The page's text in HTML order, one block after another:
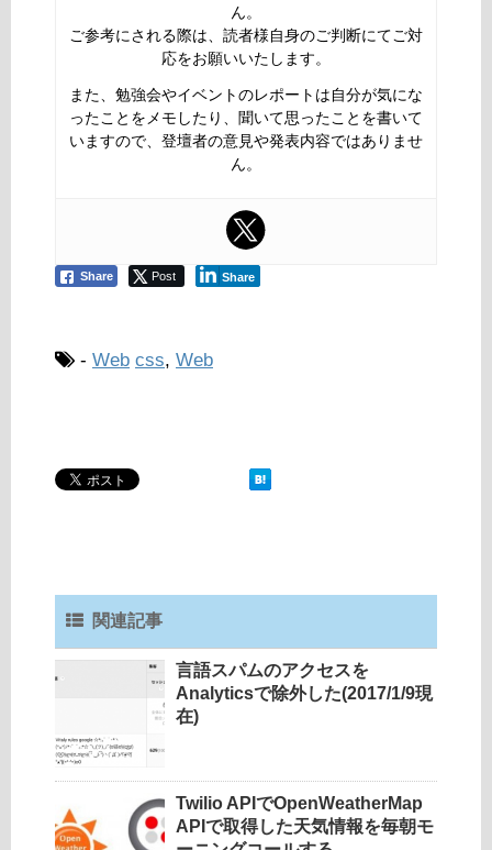
ん。
ご参考にされる際は、読者様自身のご判断にてご対
応をお願いいたします。
また、勉強会やイベントのレポートは自分が気にな
ったことをメモしたり、聞いて思ったことを書いて
いますので、登壇者の意見や発表内容ではありませ
ん。
Share Post Share
- Web css, Web
関連記事
言語スパムのアクセスを
Analyticsで除外した(2017/1/9現
在)
Twilio APIでOpenWeatherMap
APIで取得した天気情報を毎朝モ